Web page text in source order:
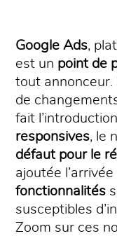
Google Ads,
est un point de
tout annonceur.
de
fait l’introduction
responsives, le
défaut pour le
ajoutée l’arrivée
fonctionnalités
susceptibles
Zoom sur ces